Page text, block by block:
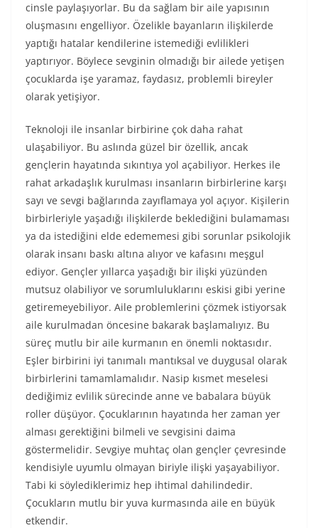
cinsle paylaşıyorlar. Bu da sağlam bir aile yapısının
oluşmasını engelliyor. Özelikle bayanların ilişkilerde
yaptığı hatalar kendilerine istemediği evlilikleri
yaptırıyor. Böylece sevginin olmadığı bir ailede yetişen
çocuklarda işe yaramaz, faydasız, problemli bireyler
olarak yetişiyor.
Teknoloji ile insanlar birbirine çok daha rahat
ulaşabiliyor. Bu aslında güzel bir özellik, ancak
gençlerin hayatında sıkıntıya yol açabiliyor. Herkes ile
rahat arkadaşlık kurulması insanların birbirlerine karşı
sayı ve sevgi bağlarında zayıflamaya yol açıyor. Kişilerin
birbirleriyle yaşadığı ilişkilerde beklediğini bulamaması
ya da istediğini elde edememesi gibi sorunlar psikolojik
olarak insanı baskı altına alıyor ve kafasını meşgul
ediyor. Gençler yıllarca yaşadığı bir ilişki yüzünden
mutsuz olabiliyor ve sorumluluklarını eskisi gibi yerine
getiremeyebiliyor. Aile problemlerini çözmek istiyorsak
aile kurulmadan öncesine bakarak başlamalıyız. Bu
süreç mutlu bir aile kurmanın en önemli noktasıdır.
Eşler birbirini iyi tanımalı mantıksal ve duygusal olarak
birbirlerini tamamlamalıdır. Nasip kısmet meselesi
dediğimiz evlilik sürecinde anne ve babalara büyük
roller düşüyor. Çocuklarının hayatında her zaman yer
alması gerektiğini bilmeli ve sevgisini daima
göstermelidir. Sevgiye muhtaç olan gençler çevresinde
kendisiyle uyumlu olmayan biriyle ilişki yaşayabiliyor.
Tabi ki söylediklerimiz hep ihtimal dahilindedir.
Çocukların mutlu bir yuva kurmasında aile en büyük
etkendir.